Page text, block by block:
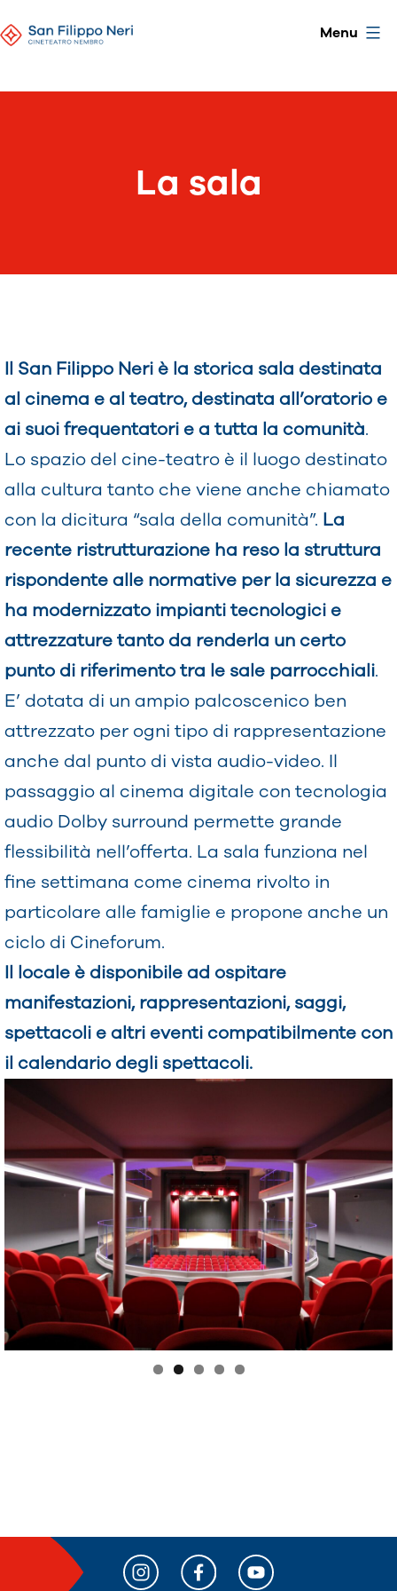
to
CineTeatro
San
Menu
La sala
Il San Filippo Neri è la storica sala destinata
al cinema e al teatro, destinata all’oratorio e
ai suoi frequentatori e a tutta la comunità.
Lo spazio del cine-teatro è il luogo destinato
alla cultura tanto che viene anche chiamato
con la dicitura “sala della comunità”. La
recente ristrutturazione ha reso la struttura
rispondente alle normative per la sicurezza e
ha modernizzato impianti tecnologici e
attrezzature tanto da renderla un certo
punto di riferimento tra le sale parrocchiali.
E’ dotata di un ampio palcoscenico ben
attrezzato per ogni tipo di rappresentazione
anche dal punto di vista audio-video. Il
passaggio al cinema digitale con tecnologia
audio Dolby surround permette grande
flessibilità nell’offerta. La sala funziona nel
fine settimana come cinema rivolto in
particolare alle famiglie e propone anche un
ciclo di Cineforum.
Il locale è disponibile ad ospitare
manifestazioni, rappresentazioni, saggi,
spettacoli e altri eventi compatibilmente con
il calendario degli spettacoli.